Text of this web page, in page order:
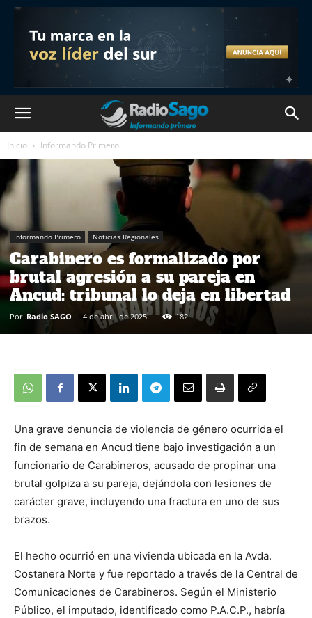
Inicio Informando Primero
Informando Primero Noticias Regionales
Carabinero es formalizado por
brutal agresión a su pareja en
Ancud: tribunal lo deja en libertad
Por Radio SAGO - 4 de abril de 2025 182
Una grave denuncia de violencia de género ocurrida el
fin de semana en Ancud tiene bajo investigación a un
funcionario de Carabineros, acusado de propinar una
brutal golpiza a su pareja, dejándola con lesiones de
carácter grave, incluyendo una fractura en uno de sus
brazos.
El hecho ocurrió en una vivienda ubicada en la Avda.
Costanera Norte y fue reportado a través de la Central de
Comunicaciones de Carabineros. Según el Ministerio
Público, el imputado, identificado como P.A.C.P., habría